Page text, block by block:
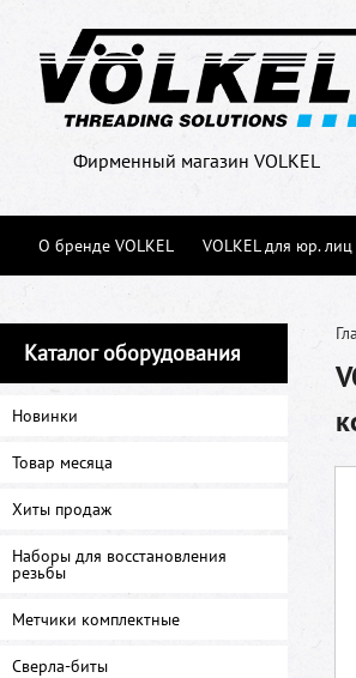
Фирменный магазин VOLKEL
О бренде VOLKEL VOLKEL для юр. лиц
Каталог оборудования
Новинки
Товар месяца
Хиты продаж
Наборы для восстановления
резьбы
Метчики комплектные
Сверла-биты